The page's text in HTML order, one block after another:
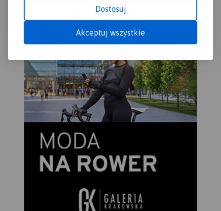
Dostosuj
Akceptuj wszystkie